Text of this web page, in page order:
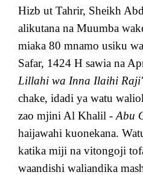
Hizb ut Tahrir, Sheikh
alikutana na Muumba
miaka 80 mnamo usiku
Safar, 1424 H sawia na
Lillahi wa Inna Ilaihi
chake, idadi ya watu
zao mjini Al Khalil - Abu
haijawahi kuonekana.
katika miji na vitongoji
waandishi waliandika